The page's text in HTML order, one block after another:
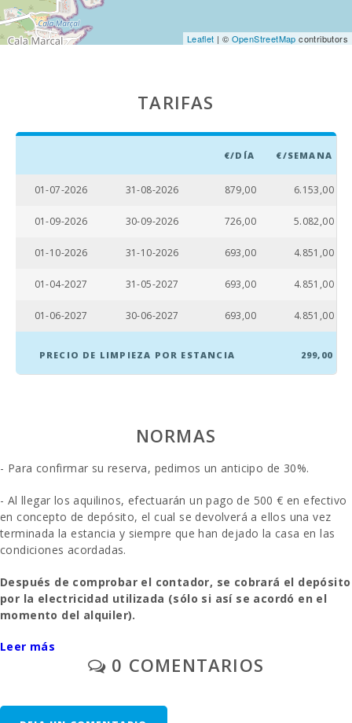
JUNGLE PARC
MALLORCA
(km):
atracciones -
Baulo (km):
Playa Can
Playa Cala
Manacor (km):
Alcanada (km)
:
Playa de Muro
Cala
Llombards
(km):
Playa de
(km):
Leaflet | © OpenStreetMap contributors
TARIFAS
€/DÍA €/SEMANA
01-07-2026 31-08-2026 879,00 6.153,00
01-09-2026 30-09-2026 726,00 5.082,00
01-10-2026 31-10-2026 693,00 4.851,00
01-04-2027 31-05-2027 693,00 4.851,00
01-06-2027 30-06-2027 693,00 4.851,00
PRECIO DE LIMPIEZA POR ESTANCIA 299,00
NORMAS
- Para confirmar su reserva, pedimos un anticipo de 30%.
- Al llegar los aquilinos, efectuarán un pago de 500 € en efectivo
en concepto de depósito, el cual se devolverá a ellos una vez
terminada la estancia y siempre que han dejado la casa en las
condiciones acordadas.
Después de comprobar el contador, se cobrará el depósito
por la electricidad utilizada (sólo si así se acordó en el
momento del alquiler).
- Aparcamiento al aire libre/garage: /sin reservar.
(sólo si así se acordó en el momento del alquiler).
Leer más
0 COMENTARIOS